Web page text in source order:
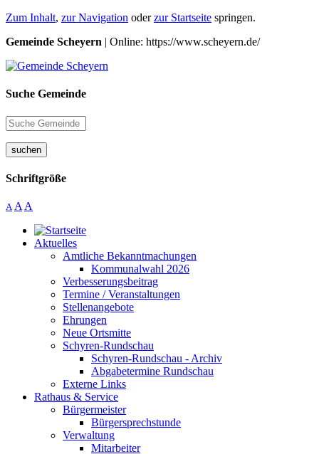
Zum Inhalt, zur Navigation oderzur Startseite springen.
Gemeinde Scheyern | Online: https://www.scheyern.de/
Suche Gemeinde
suchen
Schriftgröße
A A A
Aktuelles
Amtliche Bekanntmachungen
Kommunalwahl 2026
Verbesserungsbeitrag
Termine / Veranstaltungen
Stellenangebote
Ehrungen
Neue Ortsmitte
Schyren-Rundschau
Schyren-Rundschau - Archiv
Abgabetermine Rundschau
Externe Links
Rathaus & Service
Bürgermeister
Bürgersprechstunde
Verwaltung
Mitarbeiter